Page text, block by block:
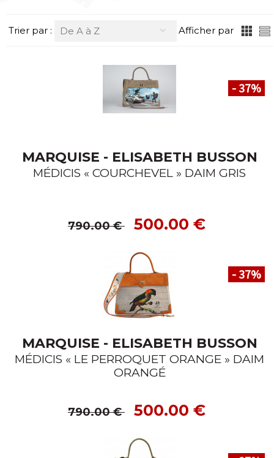
Afficher par
Trier par : De A à Z
- 37%
MARQUISE - ELISABETH BUSSON
MÉDICIS « COURCHEVEL » DAIM GRIS
790.00 € 500.00 €
- 37%
MARQUISE - ELISABETH BUSSON
MÉDICIS « LE PERROQUET ORANGE » DAIM
ORANGÉ
790.00 € 500.00 €